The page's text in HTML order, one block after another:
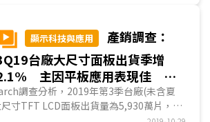
1季台廠各主要應用別出貨量較前季減
，終端市場急凍的平板電腦用面板季減幅
面板趨勢下，預估2020年台廠在全球
比重約24%，然因台廠出貨量偏重尺寸
視器面板，預估2020年台廠在大尺寸LCD
維持在3成以上。
為傳統淡季，加上華為智慧型手機通路庫
將降低。
手機用LCD出貨量季增25.3%，為各應
大陸品牌智慧型手機及功能型手機面板需
大者為可攜式DVD、智慧音響等中尺寸消
。業者方面，彩晶受惠功能型手機面板急
寸LCD 2019年第4季出貨季增28.2%，增
顯示科技與應用
產銷調查：
台廠大尺寸面板出貨季增
主因平板應用表現佳
出貨估微增0.9%
寸TFT LCD面板出貨量為5,930萬片，季